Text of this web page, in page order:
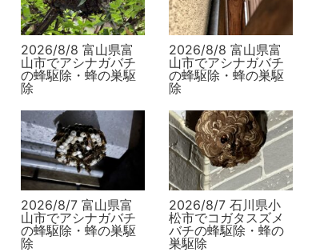
2026/8/8 富山県富
山市でアシナガバチ
の蜂駆除・蜂の巣駆
除
2026/8/8 富山県富
山市でアシナガバチ
の蜂駆除・蜂の巣駆
除
2026/8/7 富山県富
山市でアシナガバチ
の蜂駆除・蜂の巣駆
除
2026/8/7 石川県小
松市でコガタスズメ
バチの蜂駆除・蜂の
巣駆除